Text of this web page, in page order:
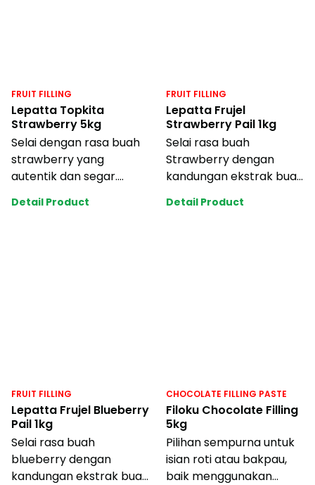
FRUIT FILLING
Lepatta Topkita
Strawberry 5kg
Selai dengan rasa buah
strawberry yang
autentik dan segar.
memiliki tekstur yang
Detail Product
FRUIT FILLING
Lepatta Frujel
Strawberry Pail 1kg
Selai rasa buah
Strawberry dengan
kandungan ekstrak buah
untuk berbagai olesa
Detail Product
FRUIT FILLING
Lepatta Frujel Blueberry
Pail 1kg
Selai rasa buah
blueberry dengan
kandungan ekstrak buah
CHOCOLATE FILLING PASTE
Filoku Chocolate Filling
5kg
Pilihan sempurna untuk
isian roti atau bakpau,
baik menggunakan